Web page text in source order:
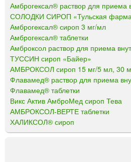
Амброгексал® раствор для приема
СОЛОДКИ СИРОП «Тульская
Амброгексал® сироп 3 мг/мл
Амброгексал® таблетки
Амброксол раствор для приема
ТУССИН сироп «Байер»
АМБРОКСОЛ сироп 15 мг/5 мл, 30
Флавамед® раствор для приема
Флавамед® таблетки
Викс Актив АмброМед сироп Тева
АМБРОКСОЛ-ВЕРТЕ таблетки
ХАЛИКСОЛ® сироп